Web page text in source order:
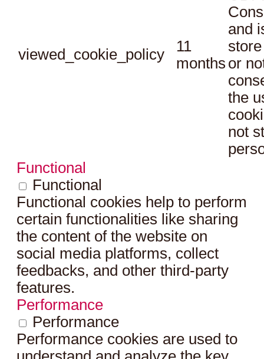
viewed_cookie_policy
11
months
and
or
the
not
Functional
Functional
Functional cookies help to perform
certain functionalities like sharing
the content of the website on
social media platforms, collect
feedbacks, and other third-party
features.
Performance
Performance
Performance cookies are used to